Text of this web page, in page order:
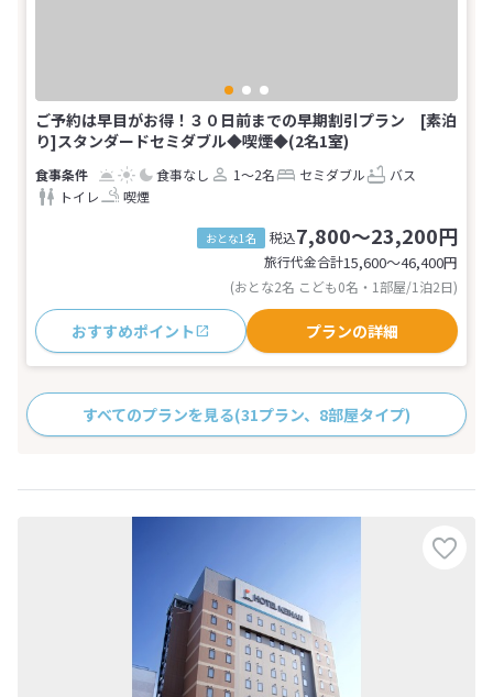
ご予約は早目がお得！３０日前までの早期割引プラン [素泊
り]スタンダードセミダブル◆喫煙◆(2名1室)
食事なし 1～2名 セミダブル
バス
トイレ
喫煙
おとな1名 税込7,800～23,200円
旅行代金合計15,600〜46,400円
(おとな2名 こども0名・1部屋/1泊2日)
おすすめポイント プランの詳細
すべてのプランを見る(31プラン、8部屋タイプ)